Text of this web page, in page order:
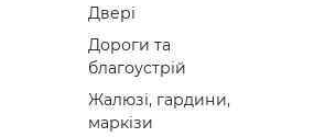
Двері
Дороги та
благоустрій
Жалюзі, гардини,
маркізи